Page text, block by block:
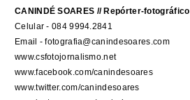
CANINDÉ SOARES // Repórter-fotográfico
Celular - 084 9994.2841
Email - fotografia@canindesoares.com
www.csfotojornalismo.net
www.facebook.com/canindesoares
www.twitter.com/canindesoares